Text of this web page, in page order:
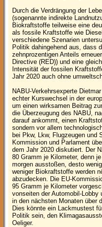
Durch die Verdrängung der
(sogenannte indirekte
Biokraftstoffe teilweise eine
als fossile Kraftstoffe wie
verschiedene Szenarien
Politik dahingehend aus, dass
zehnprozentigen Anteils
Directive (RED)) und eine
Intensität der fossilen
Jahr 2020 auch ohne
NABU-Verkehrsexperte
echter Kurswechsel in der
um einen wirksamen Beitrag
die Überzeugung des NABU,
darauf ankommt, einen
sondern vor allem
bei Pkw, Lkw, Flugzeugen und
Kommission und Parlament
dem Jahr 2020 diskutiert. Der
80 Gramm je Kilometer, denn
morgen ausstoßen, desto
weniger Biokraftstoffe werden
abzudecken. Die EU-
95 Gramm je Kilometer
vonseiten der Automobil-
in den nächsten Monaten über
Dies könnte ein Lackmustest
Politik sein, den
Oeliger.